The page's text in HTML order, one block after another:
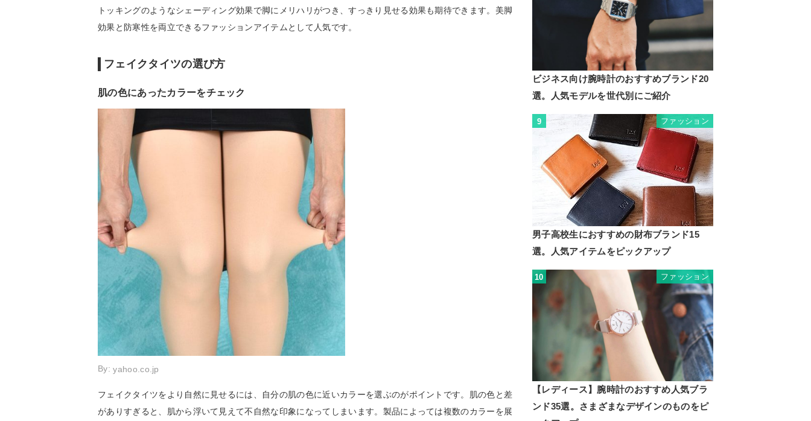
トッキングのようなシェーディング効果で脚にメリハリがつき、すっきり見せる効果も期待できます。美脚
効果と防寒性を両立できるファッションアイテムとして人気です。
フェイクタイツの選び方
肌の色にあったカラーをチェック
By:yahoo.co.jp
フェイクタイツをより自然に見せるには、自分の肌の色に近いカラーを選ぶのがポイントです。肌の色と差
がありすぎると、肌から浮いて見えて不自然な印象になってしまいます。製品によっては複数のカラーを展
ビジネス向け腕時計のおすすめブランド20
選。人気モデルを世代別にご紹介
9 ファッション
男子高校生におすすめの財布ブランド15
選。人気アイテムをピックアップ
10 ファッション
【レディース】腕時計のおすすめ人気ブラ
ンド35選。さまざまなデザインのものをピ